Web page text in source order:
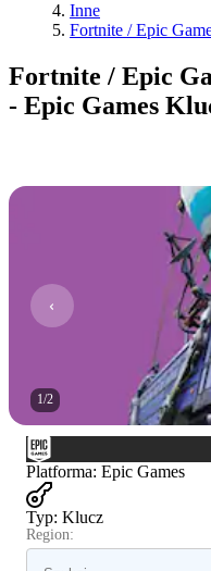
Inne
Fortnite / Epic
Fortnite / Epic
- Epic Games
1/2
Platforma: Epic Games
Typ: Klucz
Region: